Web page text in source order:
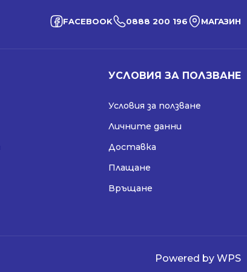
FACEBOOK 0888 200 196 МАГАЗИН
УСЛОВИЯ ЗА ПОЛЗВАНЕ
Условия за ползване
Личните данни
Доставка
Плащане
Връщане
Powered by WPS